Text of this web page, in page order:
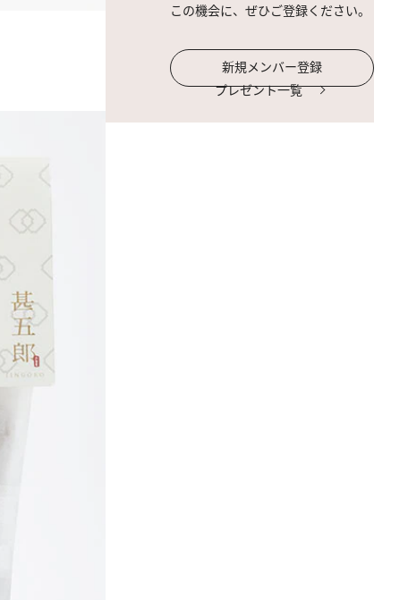
この機会に、ぜひご登録ください。
新規メンバー登録
プレゼント一覧